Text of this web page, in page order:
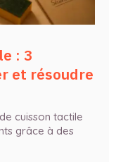
: 3
et résoudre
cuisson tactile
grâce à des